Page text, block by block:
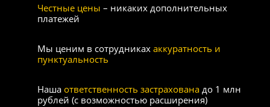
Честные цены – никаких дополнительных
платежей
Мы ценим в сотрудниках аккуратность и
пунктуальность
Наша ответственность застрахованадо 1 млн
рублей (с возможностью расширения)